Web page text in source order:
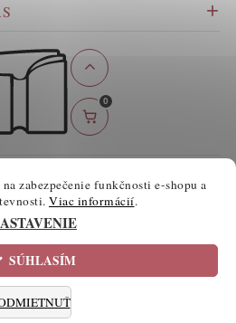
0
, všetky práva vyhradené
o súboroch cookie
nastavenie cookies
Vytvoril Shoptet
zabezpečenie funkčnosti e-shopu a
Viac informácií.
SÚHLASÍM